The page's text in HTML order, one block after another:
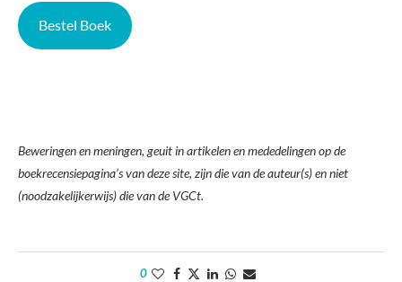
Bestel Boek
Beweringen en meningen, geuit in artikelen en mededelingen op de
boekrecensiepagina’s van deze site, zijn die van de auteur(s) en niet
(noodzakelijkerwijs) die van de VGCt.
0